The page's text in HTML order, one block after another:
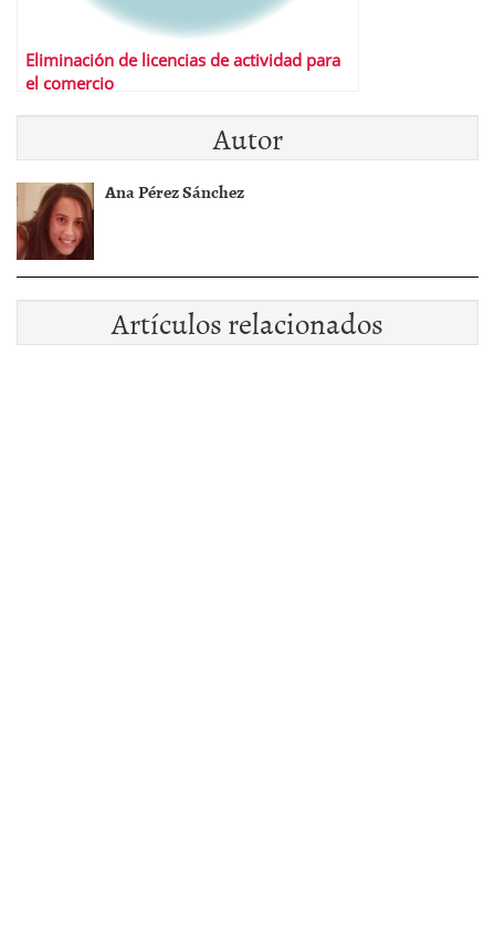
Eliminación de licencias de actividad para
el comercio
Autor
Ana Pérez Sánchez
Artículos relacionados